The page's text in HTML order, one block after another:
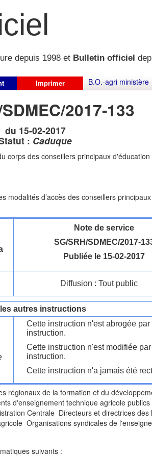
depuis 1998 et Bulletin officiel
Imprimer B.O.-agri ministère
2017-133
du 15-02-2017
: Caduque
corps des conseillers principaux d'éducation
modalités d’accès des conseillers
Note de service
SG/SRH/SDMEC/2017-
Publiée le 15-02-2017
Diffusion : Tout public
autres instructions
Cette instruction n'est abrogée
instruction.
Cette instruction n'est modifiée
instruction.
Cette instruction n'a jamais été
régionaux de la formation et du
d'enseignement technique agricole
Centrale Directeurs et directrices des
Organisations syndicales de
suivants :